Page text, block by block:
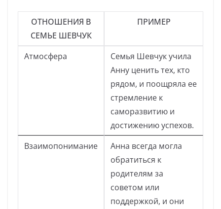
ОТНОШЕНИЯ В
СЕМЬЕ ШЕВЧУК
ПРИМЕР
Атмосфера
Семья Шевчук учила
Анну ценить тех, кто
рядом, и поощряла ее
стремление к
саморазвитию и
достижению успехов.
Взаимопонимание
Анна всегда могла
обратиться к
родителям за
советом или
поддержкой, и они